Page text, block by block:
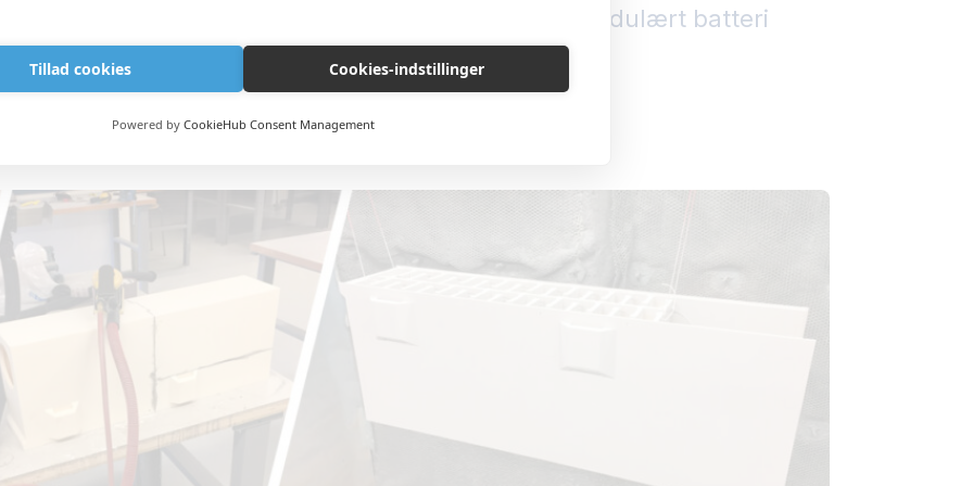
Tillad cookies Cookies-indstillinger
Powered by CookieHub Consent Management
blev limet på kassen, og målet om at få et modulært batteri
Solar Team.